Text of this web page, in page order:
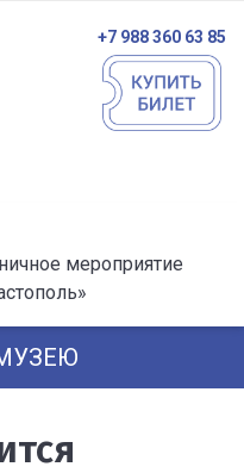
+7 988 360 63 85
мероприятие